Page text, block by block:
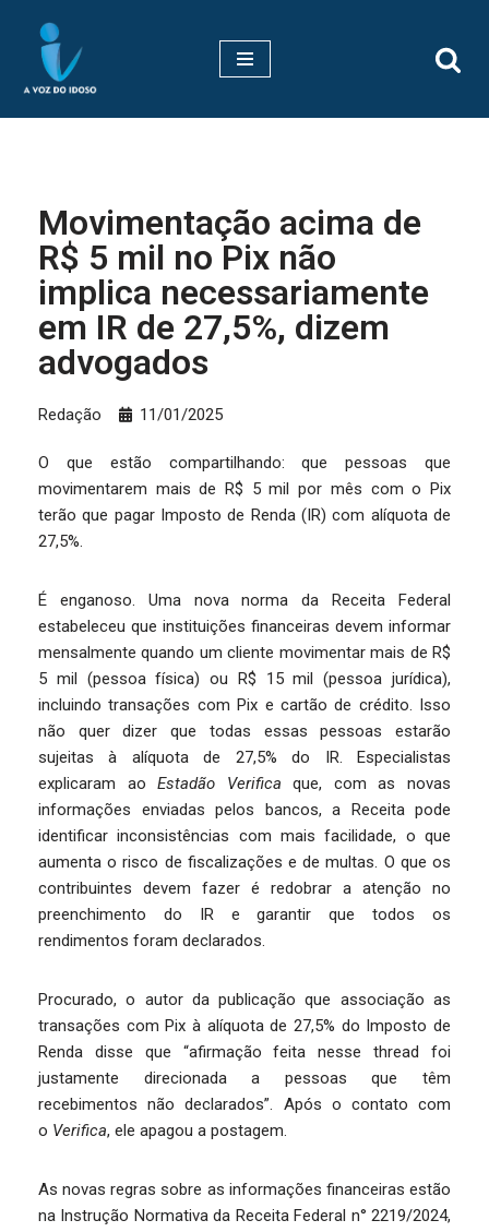
Pular
para
Movimentação acima de
R$ 5 mil no Pix não
implica necessariamente
em IR de 27,5%, dizem
advogados
Redação 11/01/2025
O que estão compartilhando: que pessoas que
movimentarem mais de R$ 5 mil por mês com o Pix
terão que pagar Imposto de Renda (IR) com alíquota de
27,5%.
É enganoso. Uma nova norma da Receita Federal
estabeleceu que instituições financeiras devem informar
mensalmente quando um cliente movimentar mais de R$
5 mil (pessoa física) ou R$ 15 mil (pessoa jurídica),
incluindo transações com Pix e cartão de crédito. Isso
não quer dizer que todas essas pessoas estarão
sujeitas à alíquota de 27,5% do IR. Especialistas
explicaram aoEstadão Verifica que, com as novas
informações enviadas pelos bancos, a Receita pode
identificar inconsistências com mais facilidade, o que
aumenta o risco de fiscalizações e de multas. O que os
contribuintes devem fazer é redobrar a atenção no
preenchimento do IR e garantir que todos os
rendimentos foram declarados.
Procurado, o autor da publicação que associação as
transações com Pix à alíquota de 27,5% do Imposto de
Renda disse que “afirmação feita nesse thread foi
justamente direcionada a pessoas que têm
recebimentos não declarados”. Após o contato com
o Verifica, ele apagou a postagem.
As novas regras sobre as informações financeiras estão
na Instrução Normativa da Receita Federal n° 2219/2024,